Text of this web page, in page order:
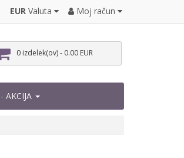
EUR Valuta Moj račun
0 izdelek(ov) - 0.00 EUR
AKCIJA